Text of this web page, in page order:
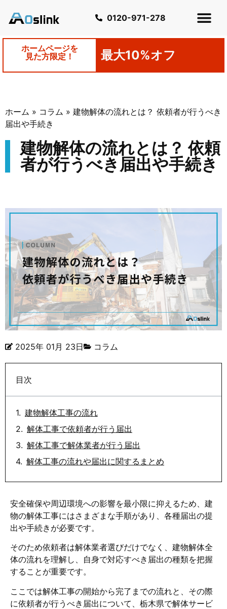
0120-971-278
ホームページを
見た方限定！
最大10%オフ
ホーム » コラム » 建物解体の流れとは？ 依頼者が行うべき
届出や手続き
建物解体の流れとは？ 依頼
者が行うべき届出や手続き
2025年 01月 23日 コラム
目次
建物解体工事の流れ
解体工事で依頼者が行う届出
解体工事で解体業者が行う届出
解体工事の流れや届出に関するまとめ
安全確保や周辺環境への影響を最小限に抑えるため、建
物の解体工事にはさまざまな手順があり、各種届出の提
出や手続きが必要です。
そのため依頼者は解体業者選びだけでなく、建物解体全
体の流れを理解し、自身で対応すべき届出の種類を把握
することが重要です。
ここでは解体工事の開始から完了までの流れと、その際
に依頼者が行うべき届出について、栃木県で解体サービ